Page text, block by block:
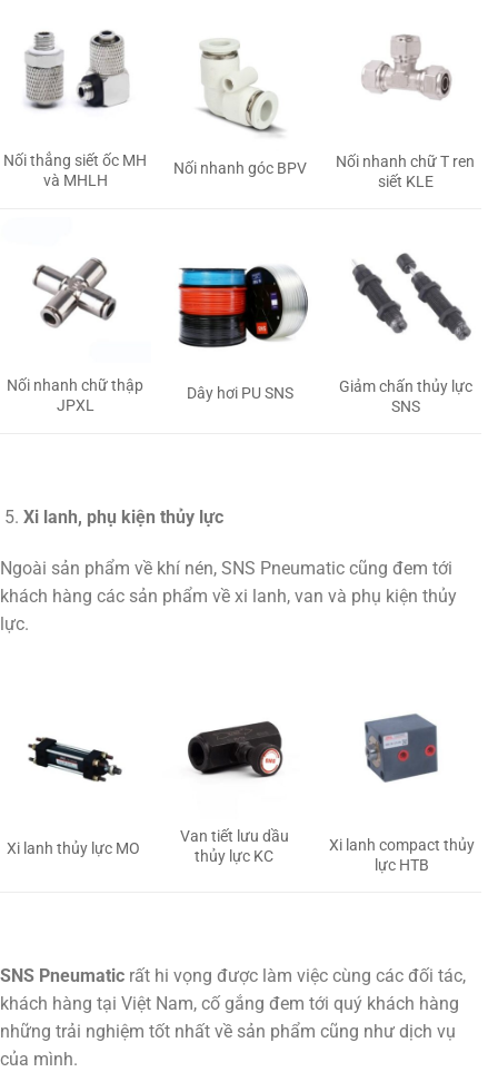
Nối thẳng siết ốc MH
và MHLH
Nối nhanh góc BPV
Nối nhanh chữ T ren
siết KLE
Nối nhanh chữ thập
JPXL
Dây hơi PU SNS
Giảm chấn thủy lực
SNS
Xi lanh, phụ kiện thủy lực
Ngoài sản phẩm về khí nén, SNS Pneumatic cũng đem tới
khách hàng các sản phẩm về xi lanh, van và phụ kiện thủy
lực.
Xi lanh thủy lực MO
Van tiết lưu dầu
thủy lực KC
Xi lanh compact thủy
lực HTB
SNS Pneumatic rất hi vọng được làm việc cùng các đối tác,
khách hàng tại Việt Nam, cố gắng đem tới quý khách hàng
những trải nghiệm tốt nhất về sản phẩm cũng như dịch vụ
của mình.